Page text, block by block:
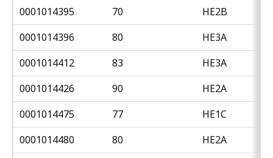
0001014395
70
HE2B
0001014396
80
HE3A
0001014412
83
HE3A
0001014426
90
HE2A
0001014475
77
HE1C
0001014480
80
HE2A